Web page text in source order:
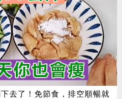
去了！免節食，排空順暢就